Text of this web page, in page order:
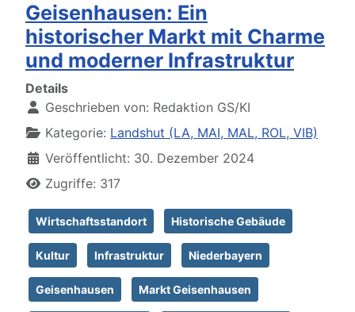
Geisenhausen: Ein
historischer Markt mit Charme
und moderner Infrastruktur
Details
Geschrieben von: Redaktion GS/KI
Kategorie: Landshut (LA, MAI, MAL, ROL, VIB)
Veröffentlicht: 30. Dezember 2024
Zugriffe: 317
Wirtschaftsstandort Historische Gebäude
Kultur Infrastruktur Niederbayern
Geisenhausen Markt Geisenhausen